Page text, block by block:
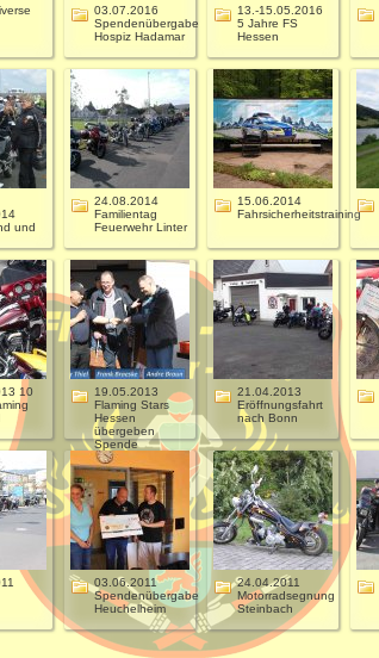
03.07.2016
Spendenübergabe
Hospiz Hadamar
13.-15.05.2016
5 Jahre FS
Hessen
und
24.08.2014
Familientag
Feuerwehr Linter
15.06.2014
Fahrsicherheitstraining
10
19.05.2013
Flaming Stars
Hessen
übergeben
Spende
21.04.2013
Eröffnungsfahrt
nach Bonn
03.06.2011
Spendenübergabe
Heuchelheim
24.04.2011
Motorradsegnung
Steinbach